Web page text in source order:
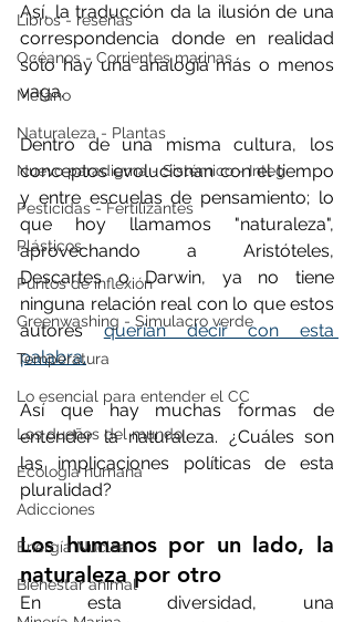
Libros - reseñas
Océanos - Corrientes marinas
Metano
Naturaleza - Plantas
Nuevo paradigma - Sistémico - Integ
Pesticidas - Fertilizantes
Plásticos
Puntos de inflexión
Greenwashing - Simulacro verde
Temperatura
Lo esencial para entender el CC
Los dueños del mundo
Ecología humana
Adicciones
Energía Nuclear
Bienestar animal
Así, la traducción da la ilusión de una
correspondencia donde en realidad
sólo hay una analogía más o menos
vaga.
Dentro de una misma cultura, los
conceptos evolucionan con el tiempo
y entre escuelas de pensamiento; lo
que hoy llamamos "naturaleza",
aprovechando a Aristóteles,
Descartes o Darwin, ya no tiene
ninguna relación real con lo que estos
autores querían decir con esta
palabra.
Así que hay muchas formas de
entender la naturaleza. ¿Cuáles son
las implicaciones políticas de esta
pluralidad?
Los humanos por un lado, la
naturaleza por otro
En esta diversidad, una